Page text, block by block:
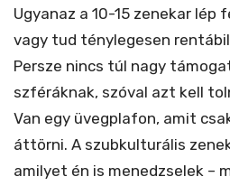
Ugyanaz a 10-15 zenekar lép
vagy tud ténylegesen
Persze nincs túl nagy
szféráknak, szóval azt kell
Van egy üvegplafon, amit
áttörni. A szubkulturális
amilyet én is menedzselek –